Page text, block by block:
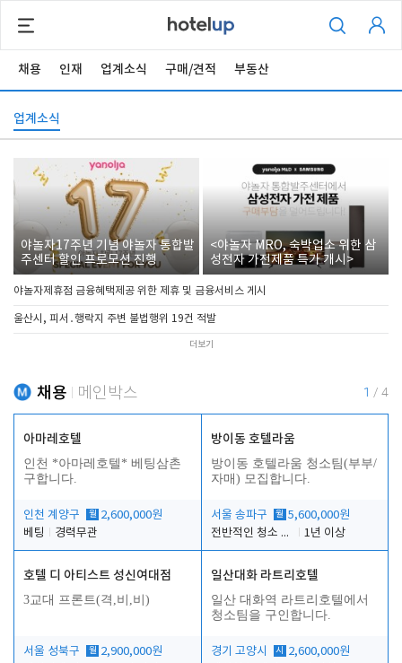
채용 인재 업계소식 구매/견적 부동산
업계소식
야놀자17주년 기념 야놀자 통합발
주센터 할인 프로모션 진행
<야놀자 MRO, 숙박업소 위한 삼
성전자 가전제품 특가 개시>
야놀자제휴점 금융혜택제공 위한 제휴 및 금융서비스 게시
울산시, 피서․행락지 주변 불법행위 19건 적발
더보기
채용 메인박스 1 / 4
아마레호텔
인천 *아마레호텔* 베팅삼촌
구합니다.
인천 계양구 월 2,600,000원
베팅
경력무관
방이동 호텔라움
방이동 호텔라움 청소팀(부부/
자매) 모집합니다.
서울 송파구 월 5,600,000원
전반적인 청소 업무(객실청소.객실정리)
1년 이상
호텔 디 아티스트 성신여대점
3교대 프론트(격,비,비)
서울 성북구 월 2,900,000원
일산대화 라트리호텔
일산 대화역 라트리호텔에서
청소팀을 구인합니다.
경기 고양시 시
2,600,000원